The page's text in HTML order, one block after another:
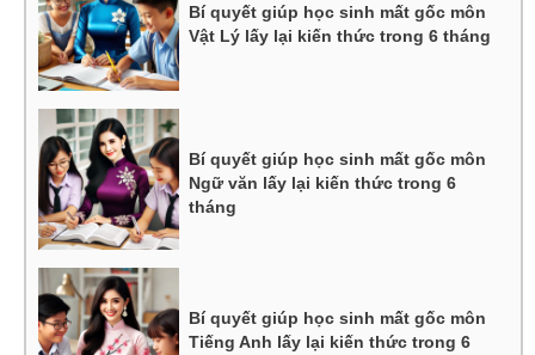
Bí quyết giúp học sinh mất gốc môn
Vật Lý lấy lại kiến thức trong 6 tháng
Bí quyết giúp học sinh mất gốc môn
Ngữ văn lấy lại kiến thức trong 6
tháng
Bí quyết giúp học sinh mất gốc môn
Tiếng Anh lấy lại kiến thức trong 6